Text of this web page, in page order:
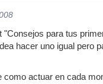
"Consejos para tus
hacer uno igual pero
actuar en cada